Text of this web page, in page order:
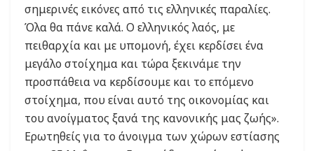
σημερινές εικόνες από τις ελληνικές παραλίες.
Όλα θα πάνε καλά. Ο ελληνικός λαός, με
πειθαρχία και με υπομονή, έχει κερδίσει ένα
μεγάλο στοίχημα και τώρα ξεκινάμε την
προσπάθεια να κερδίσουμε και το επόμενο
στοίχημα, που είναι αυτό της οικονομίας και
του ανοίγματος ξανά της κανονικής μας ζωής».
Ερωτηθείς για το άνοιγμα των χώρων εστίασης